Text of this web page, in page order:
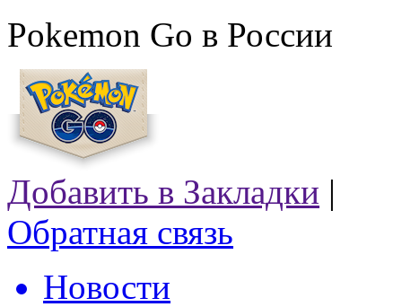
Pokemon Go в России
Добавить в Закладки |
Обратная связь
Новости